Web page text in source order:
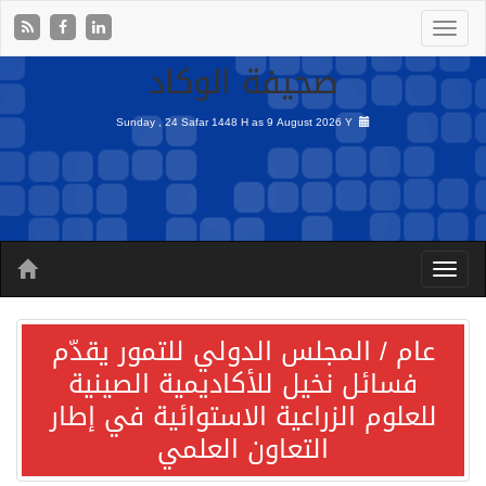
صحيفة الوكاد
Sunday , 24 Safar 1448 H as9 August 2026 Y
عام / المجلس الدولي للتمور يقدّم
فسائل نخيل للأكاديمية الصينية
للعلوم الزراعية الاستوائية في إطار
التعاون العلمي